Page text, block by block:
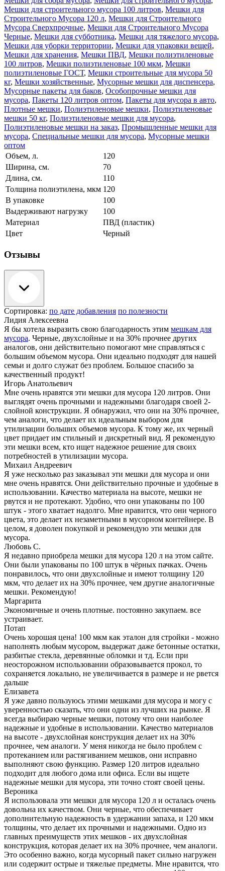
Мешки для строительного мусора 100 литров, Мешки для
Строительного Мусора 120 л, Мешки для Строительного
Мусора Сверхпрочные, Мешки для Строительного Мусора
Черные, Мешки для субботника, Мешки для тяжелого мусора,
Мешки для уборки территории, Мешки для упаковки вещей,
Мешки для хранения, Мешки ПВД, Мешки полиэтиленовые
100 литров, Мешки полиэтиленовые 100 мкм, Мешки
полиэтиленовые ГОСТ, Мешки строительные для мусора 50
кг, Мешки хозяйственные, Мусорные мешки для диспенсера,
Мусорные пакеты для баков, Особопрочные мешки для
мусора, Пакеты 120 литров оптом, Пакеты для мусора в авто,
Плотные мешки, Полиэтиленовые мешки, Полиэтиленовые
мешки 50 кг, Полиэтиленовые мешки для мусора,
Полиэтиленовые мешки на заказ, Промышленные мешки для
мусора, Специальные мешки для мусора, Мусорные мешки
оптом
Объем, л.
120
Ширина, см.
70
Длина, см.
110
Толщина полиэтилена, мкм 120
В упаковке
100
Выдерживают нагрузку
100
Материал
ПВД (пластик)
Цвет
Черный
Отзывы
Сортировка: по дате добавления по полезности
Лидия Алексеевна
Я бы хотела выразить свою благодарность этим мешкам для
мусора. Черные, двухслойные и на 30% прочнее других
аналогов, они действительно помогают мне справляться с
большим объемом мусора. Они идеально подходят для нашей
семьи и долго служат без проблем. Большое спасибо за
качественный продукт!
Игорь Анатольевич
Мне очень нравятся эти мешки для мусора 120 литров. Они
выглядят очень прочными и надежными благодаря своей 2-
слойной конструкции. Я обнаружил, что они на 30% прочнее,
чем аналоги, что делает их идеальным выбором для
утилизации больших объемов мусора. К тому же, их черный
цвет придает им стильный и дискретный вид. Я рекомендую
эти мешки всем, кто ищет надежное решение для своих
потребностей в утилизации мусора.
Михаил Андреевич
Я уже несколько раз заказывал эти мешки для мусора и они
мне очень нравятся. Они действительно прочные и удобные в
использовании. Качество материала на высоте, мешки не
рвутся и не протекают. Удобно, что они упакованы по 100
штук - этого хватает надолго. Мне нравится, что они черного
цвета, это делает их незаметными в мусорном контейнере. В
целом, я доволен покупкой и рекомендую эти мешки для
мусора.
Любовь С.
Я недавно приобрела мешки для мусора 120 л на этом сайте.
Они были упакованы по 100 штук в чёрных пачках. Очень
понравилось, что они двухслойные и имеют толщину 120
мкм, что делает их на 30% прочнее, чем другие аналогичные
мешки. Рекомендую!
Маргарита
Экономичные и очень плотные. постоянно закупаем. все
устраивает.
Потап
Очень хорошая цена! 100 мкм как эталон для стройки - можно
наполнять любым мусором, выдержат даже бетонные остатки,
разбитые стекла, деревянные обломки и тд. Если при
неосторожном использовании образовывается прокол, то
сохраняется локально, не увеличивается в размере и не рвется
дальше
Елизавета
Я уже давно пользуюсь этими мешками для мусора и могу с
уверенностью сказать, что они одни из лучших на рынке. Я
всегда выбираю черные мешки, потому что они наиболее
надежные и удобные в использовании. Качество материалов
на высоте - двухслойная конструкция делает их на 30%
прочнее, чем аналоги. У меня никогда не было проблем с
протеканием или растягиванием мешков, они исправно
выполняют свою функцию. Размер 120 литров идеально
подходит для любого дома или офиса. Если вы ищете
надежные мешки для мусора, эти точно стоят своей цены.
Вероника
Я использовала эти мешки для мусора 120 л и осталась очень
довольна их качеством. Они черные, что обеспечивает
дополнительную надежность в удержании запаха, и 120 мкм
толщины, что делает их прочными и надежными. Одно из
главных преимуществ этих мешков - их двухслойная
конструкция, которая делает их на 30% прочнее, чем аналоги.
Это особенно важно, когда мусорный пакет сильно нагружен
или содержит острые и тяжелые предметы. Мне нравится, что